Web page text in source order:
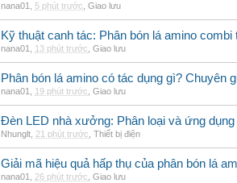
nana01 5 phút trước Giao lưu
Kỹ thuật canh tác: Phân bón lá amino combi
nana01 13 phút trước Giao lưu
Phân bón lá amino có tác dụng gì? Chuyên
nana01 19 phút trước Giao lưu
Đèn LED nhà xưởng: Phân loại và ứng dụng
Nhunglt 21 phút trước Thiết bị điện
Giải mã hiệu quả hấp thụ của phân bón lá
nana01 26 phút trước Giao lưu